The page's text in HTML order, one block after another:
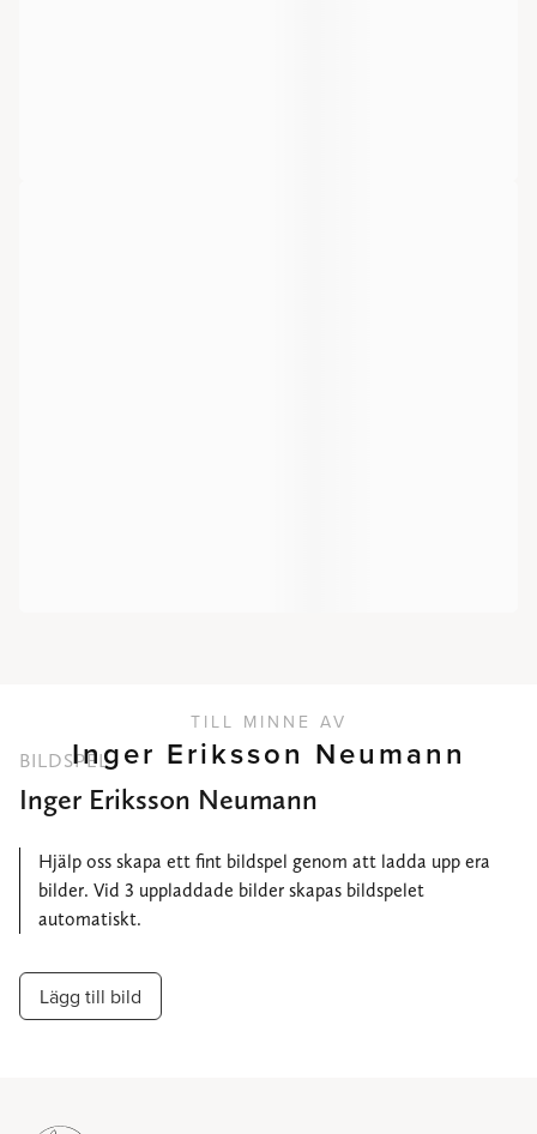
TILL MINNE AV
Inger Eriksson Neumann
BILDSPEL
Inger Eriksson Neumann
Hjälp oss skapa ett fint bildspel genom att ladda upp era
bilder. Vid 3 uppladdade bilder skapas bildspelet
automatiskt.
Lägg till bild